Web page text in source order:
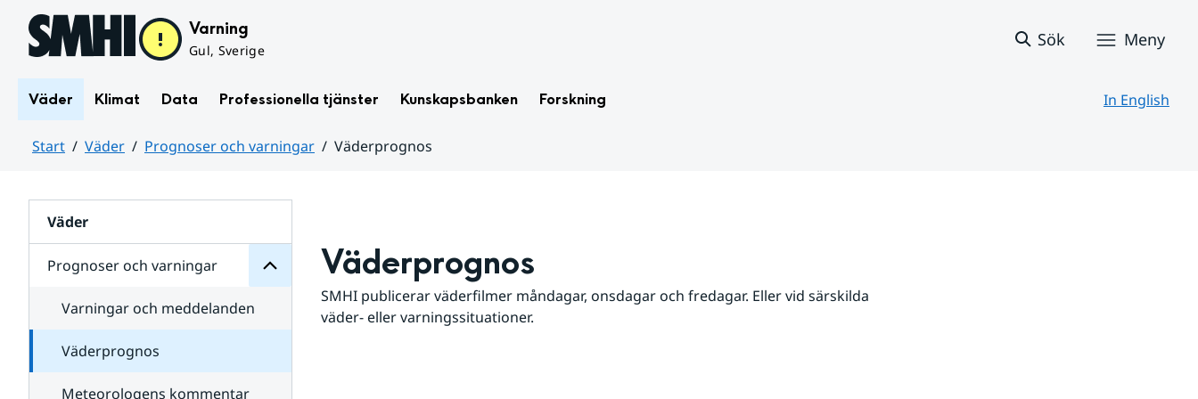
Hoppa till sidans innehåll Varning
Gul, Sverige
Sök Meny
Väder Klimat Data Professionella tjänster Kunskapsbanken Forskning In English
Start Väder Prognoser och varningar
Väderprognos
Väder
Prognoser och varningar
för
varningar
Varningar och meddelanden
Väderprognos
Meteorologens kommentar
Väderprognos
SMHI publicerar väderfilmer måndagar, onsdagar och fredagar. Eller vid särskilda
väder- eller varningssituationer.